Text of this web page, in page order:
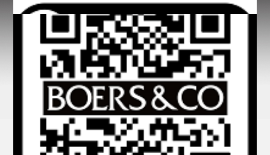
Boers & Co Relatie
Boers HR mijn Boers & Co